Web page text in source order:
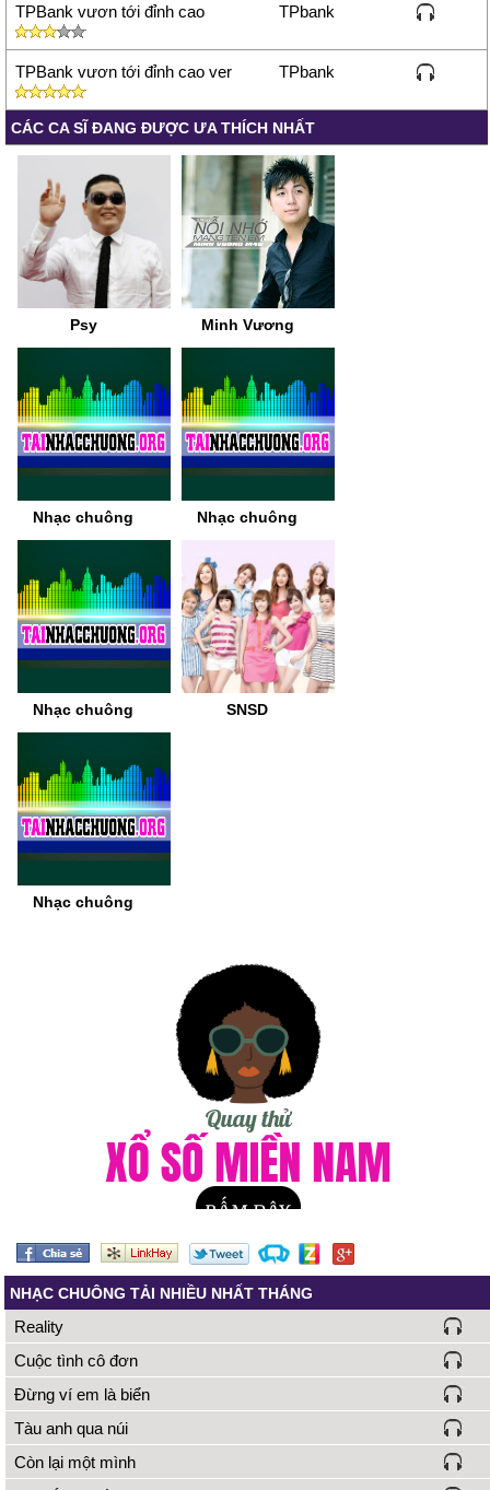
TPBank vươn tới đỉnh cao TPbank
TPBank vươn tới đỉnh cao ver TPbank
CÁC CA SĨ ĐANG ĐƯỢC ƯA THÍCH NHẤT
Psy Minh Vương
Nhạc chuông Nhạc chuông
Nhạc chuông SNSD
Nhạc chuông
NHẠC CHUÔNG TẢI NHIỀU NHẤT THÁNG
Reality
Cuộc tình cô đơn
Đừng ví em là biển
Tàu anh qua núi
Còn lại một mình